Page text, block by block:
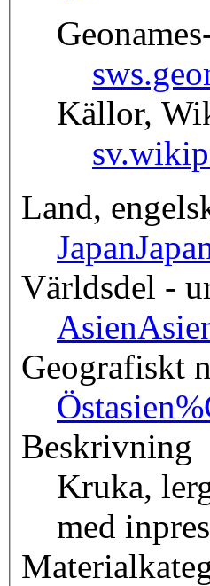
Källor,
Land,
Japan
Världsdel -
Asien
Geografiskt
Östasien
Beskrivning
Kruka,
med